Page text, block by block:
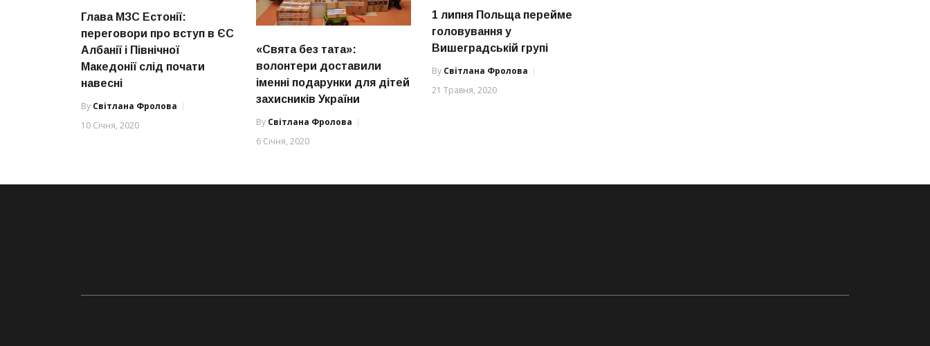
Глава МЗС Естонії:
переговори про вступ в ЄС
Албанії і Північної
Македонії слід почати
навесні
By Світлана Фролова
10 Січня, 2020
«Свята без тата»:
волонтери доставили
іменні подарунки для дітей
захисників України
By Світлана Фролова
6 Січня, 2020
1 липня Польща перейме
головування у
Вишеградській групі
By Світлана Фролова
21 Травня, 2020